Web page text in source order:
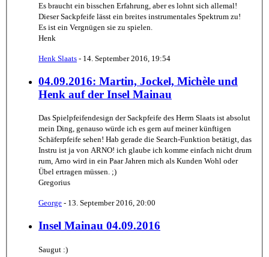
Es braucht ein bisschen Erfahrung, aber es lohnt sich allemal!
Dieser Sackpfeife lässt ein breites instrumentales Spektrum zu!
Es ist ein Vergnügen sie zu spielen.
Henk
Henk Slaats - 14. September 2016, 19:54
04.09.2016: Martin, Jockel, Michèle und
Henk auf der Insel Mainau
Das Spielpfeifendesign der Sackpfeife des Herrn Slaats ist absolut
mein Ding, genauso würde ich es gern auf meiner künftigen
Schäferpfeife sehen! Hab gerade die Search-Funktion betätigt, das
Instru ist ja von ARNO! ich glaube ich komme einfach nicht drum
rum, Arno wird in ein Paar Jahren mich als Kunden Wohl oder
Übel ertragen müssen. ;)
Gregorius
George - 13. September 2016, 20:00
Insel Mainau 04.09.2016
Saugut :)